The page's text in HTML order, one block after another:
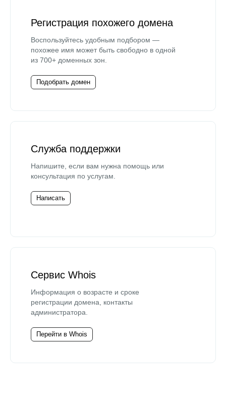
Регистрация похожего домена
Воспользуйтесь удобным подбором —
похожее имя может быть свободно в одной
из 700+ доменных зон.
Подобрать домен
Служба поддержки
Напишите, если вам нужна помощь или
консультация по услугам.
Написать
Сервис Whois
Информация о возрасте и сроке
регистрации домена, контакты
администратора.
Перейти в Whois